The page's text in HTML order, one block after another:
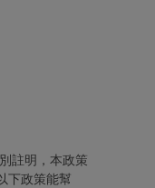
註明，本政策
下政策能幫